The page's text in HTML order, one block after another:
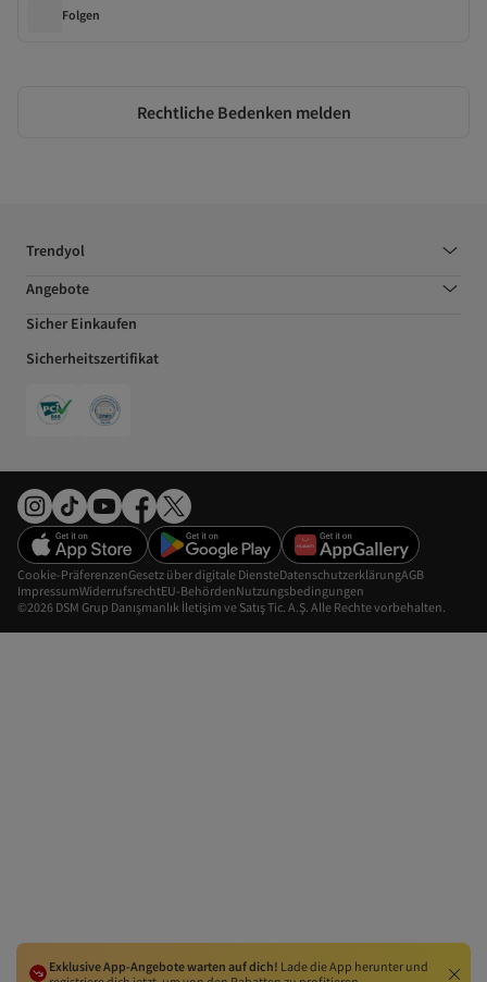
Folgen
Rechtliche Bedenken melden
Exklusive App-Angebote warten auf dich! Lade die App herunter und
Trendyol
Angebote
Sicher Einkaufen
Sicherheitszertifikat
©2026 DSM Grup Danışmanlık İletişim ve Satış Tic. A.Ş. Alle Rechte vorbehalten.
Cookie-PräferenzenGesetz über digitale DiensteDatenschutzerklärungAGB
ImpressumWiderrufsrechtEU-BehördenNutzungsbedingungen